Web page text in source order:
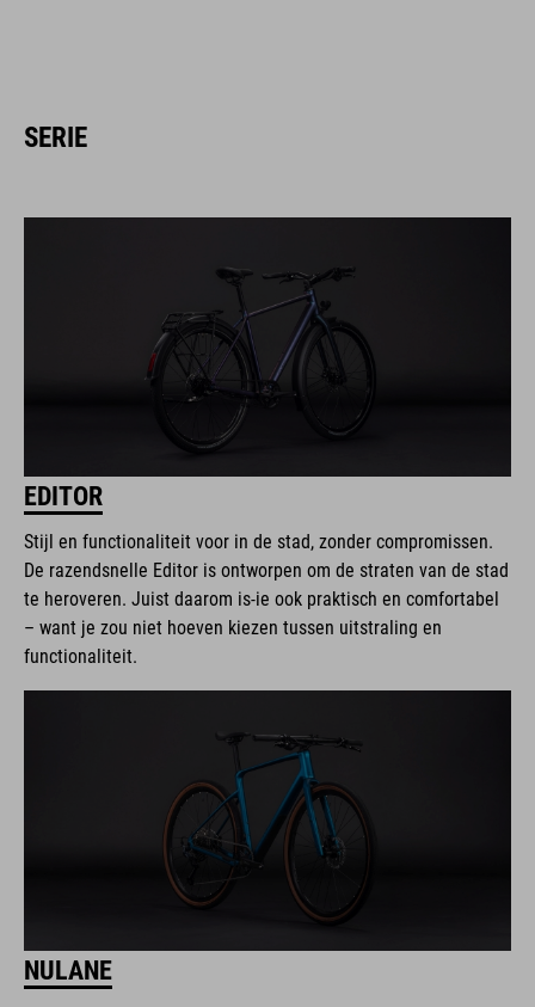
SERIE
EDITOR
Stijl en functionaliteit voor in de stad, zonder compromissen.
De razendsnelle Editor is ontworpen om de straten van de stad
te heroveren. Juist daarom is-ie ook praktisch en comfortabel
– want je zou niet hoeven kiezen tussen uitstraling en
functionaliteit.
NULANE